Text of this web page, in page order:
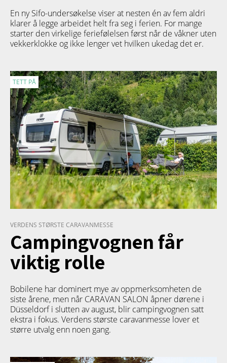
En ny Sifo-undersøkelse viser at nesten én av fem aldri
klarer å legge arbeidet helt fra seg i ferien. For mange
starter den virkelige feriefølelsen først når de våkner uten
vekkerklokke og ikke lenger vet hvilken ukedag det er.
TETT PÅ
VERDENS STØRSTE CARAVANMESSE
Campingvognen får
viktig rolle
Bobilene har dominert mye av oppmerksomheten de
siste årene, men når CARAVAN SALON åpner dørene i
Düsseldorf i slutten av august, blir campingvognen satt
ekstra i fokus. Verdens største caravanmesse lover et
større utvalg enn noen gang.